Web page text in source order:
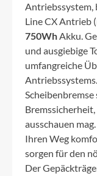
Antriebssystem,
Line CX Antrieb
750WhAkku.
und ausgiebige
umfangreiche
ausschauen
Ihren Weg
sorgen für den
Der